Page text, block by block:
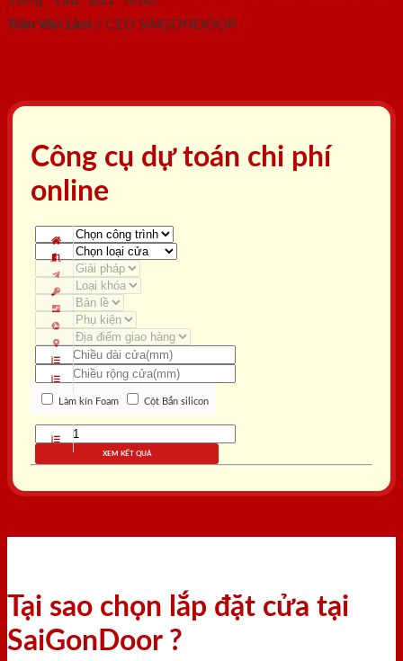
Trần Văn Lãm / CEO SAIGONDOOR
Công cụ dự toán chi phí
online
Làm kín Foam Cột Bắn silicon
XEM KẾT QUẢ
Tại sao chọn lắp đặt cửa tại
SaiGonDoor ?